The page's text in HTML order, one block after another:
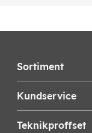
Sortiment
Kundservice
Teknikproffset